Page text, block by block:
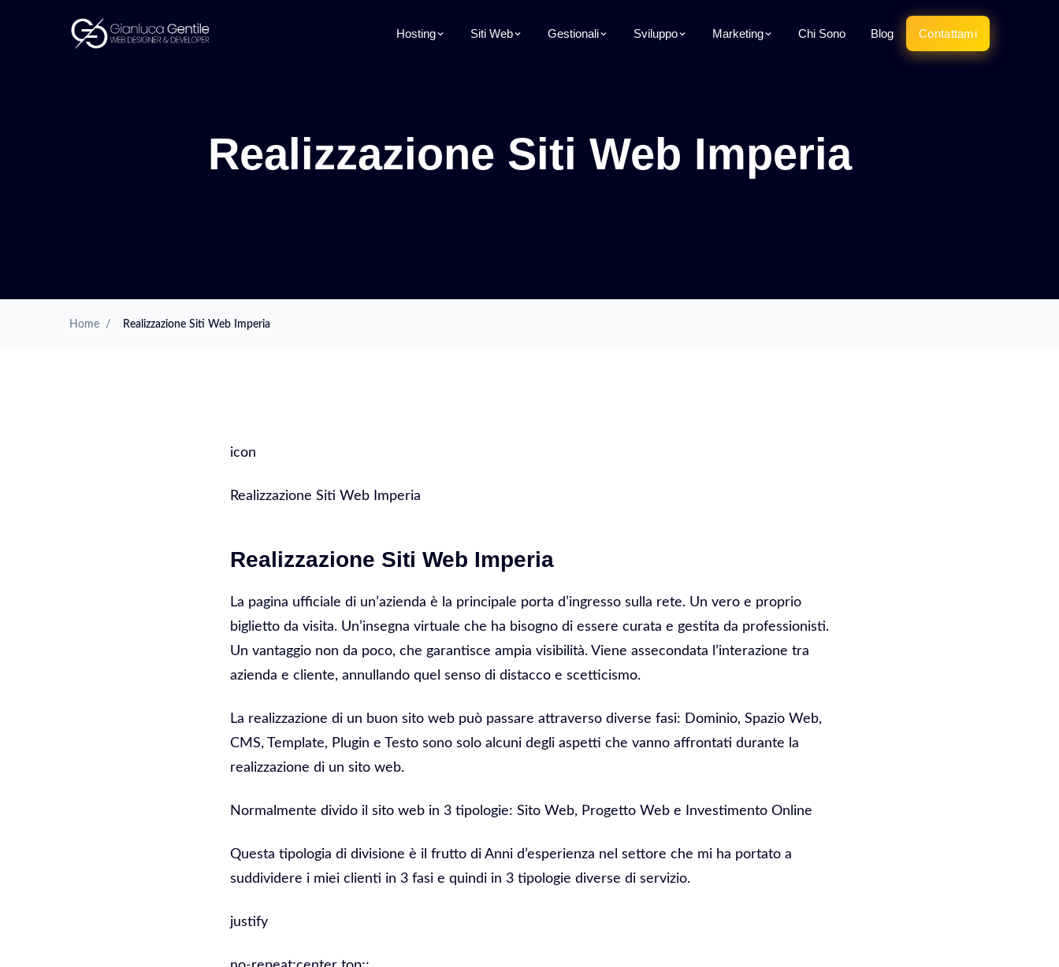
Hosting Siti Web Gestionali Sviluppo Marketing Chi Sono Blog Contattami
Realizzazione Siti Web Imperia
Home / Realizzazione Siti Web Imperia
icon
Realizzazione Siti Web Imperia
Realizzazione Siti Web Imperia
La pagina ufficiale di un’azienda è la principale porta d’ingresso sulla rete. Un vero e proprio
biglietto da visita. Un’insegna virtuale che ha bisogno di essere curata e gestita da professionisti.
Un vantaggio non da poco, che garantisce ampia visibilità. Viene assecondata l’interazione tra
azienda e cliente, annullando quel senso di distacco e scetticismo.
La realizzazione di un buon sito web può passare attraverso diverse fasi: Dominio, Spazio Web,
CMS, Template, Plugin e Testo sono solo alcuni degli aspetti che vanno affrontati durante la
realizzazione di un sito web.
Normalmente divido il sito web in 3 tipologie: Sito Web, Progetto Web e Investimento Online
Questa tipologia di divisione è il frutto di Anni d’esperienza nel settore che mi ha portato a
suddividere i miei clienti in 3 fasi e quindi in 3 tipologie diverse di servizio.
justify